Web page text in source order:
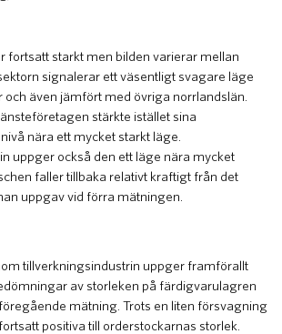
fortsatt starkt men bilden varierar mellan
signalerar ett väsentligt svagare läge
och även jämfört med övriga norrlandslän.
stärkte istället sina
nära ett mycket starkt läge.
uppger också den ett läge nära mycket
faller tillbaka relativt kraftigt från det
uppgav vid förra mätningen.
tillverkningsindustrin uppger framförallt
av storleken på färdigvarulagren
mätning. Trots en liten försvagning
positiva till orderstockarnas storlek.